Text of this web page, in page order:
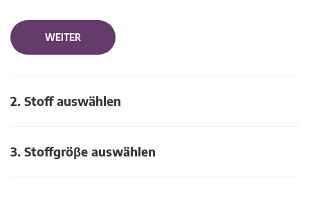
WEITER
2. Stoff auswählen
3. Stoffgröβe auswählen